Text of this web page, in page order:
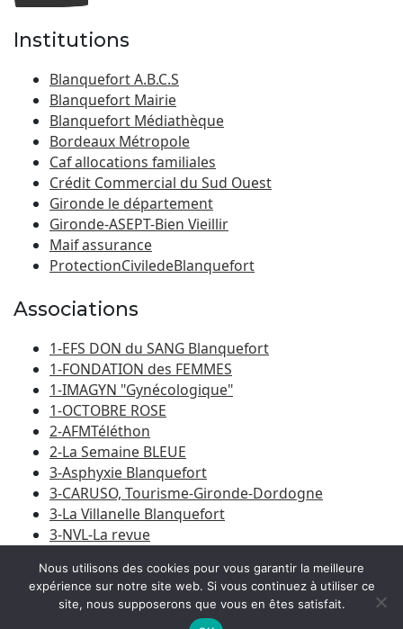
Institutions
Blanquefort A.B.C.S
Blanquefort Mairie
Blanquefort Médiathèque
Bordeaux Métropole
Caf allocations familiales
Crédit Commercial du Sud Ouest
Gironde le département
Gironde-ASEPT-Bien Vieillir
Maif assurance
ProtectionCiviledeBlanquefort
Associations
1-EFS DON du SANG Blanquefort
1-FONDATION des FEMMES
1-IMAGYN "Gynécologique"
1-OCTOBRE ROSE
2-AFMTéléthon
2-La Semaine BLEUE
3-Asphyxie Blanquefort
3-CARUSO, Tourisme-Gironde-Dordogne
3-La Villanelle Blanquefort
3-NVL-La revue
© 2026Amicale Laïque Blanquefort-Caychac |Bootstrap
Nous utilisons des cookies pour vous garantir la meilleure
expérience sur notre site web. Si vous continuez à utiliser ce
site, nous supposerons que vous en êtes satisfait.